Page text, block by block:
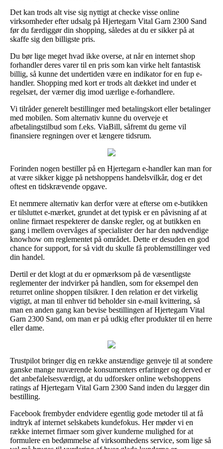
Det kan trods alt vise sig nyttigt at checke visse online
virksomheder efter udsalg på Hjertegarn Vital Garn 2300 Sand
før du færdiggør din shopping, således at du er sikker på at
skaffe sig den billigste pris.
Du bør lige meget hvad ikke overse, at når en internet shop
forhandler deres varer til en pris som kan virke helt fantastisk
billig, så kunne det undertiden være en indikator for en fup e-
handler. Shopping med kort er trods alt dækket ind under et
regelsæt, der værner dig imod uærlige e-forhandlere.
Vi tilråder generelt bestillinger med betalingskort eller betalinger
med mobilen. Som alternativ kunne du overveje et
afbetalingstilbud som f.eks. ViaBill, såfremt du gerne vil
finansiere regningen over et længere tidsrum.
Forinden nogen bestiller på en Hjertegarn e-handler kan man for
at være sikker kigge på netshoppens handelsvilkår, dog er det
oftest en tidskrævende opgave.
Et nemmere alternativ kan derfor være at efterse om e-butikken
er tilsluttet e-mærket, grundet at det typisk er en påvisning af at
online firmaet respekterer de danske regler, og at butikken en
gang i mellem overvåges af specialister der har den nødvendige
knowhow om reglementet på området. Dette er desuden en god
chance for support, for så vidt du skulle få problemstillinger ved
din handel.
Dertil er det klogt at du er opmærksom på de væsentligste
reglementer der indvirker på handlen, som for eksempel den
returret online shoppen tilsikrer. I den relation er det virkelig
vigtigt, at man til enhver tid beholder sin e-mail kvittering, så
man en anden gang kan bevise bestillingen af Hjertegarn Vital
Garn 2300 Sand, om man er på udkig efter produkter til en herre
eller dame.
Trustpilot bringer dig en række anstændige genveje til at sondere
ganske mange nuværende konsumenters erfaringer og derved er
det anbefalelsesværdigt, at du udforsker online webshoppens
ratings af Hjertegarn Vital Garn 2300 Sand inden du lægger din
bestilling.
Facebook frembyder endvidere egentlig gode metoder til at få
indtryk af internet selskabets kundefokus. Her møder vi en
række internet firmaer som giver kunderne mulighed for at
formulere en bedømmelse af virksomhedens service, som lige så